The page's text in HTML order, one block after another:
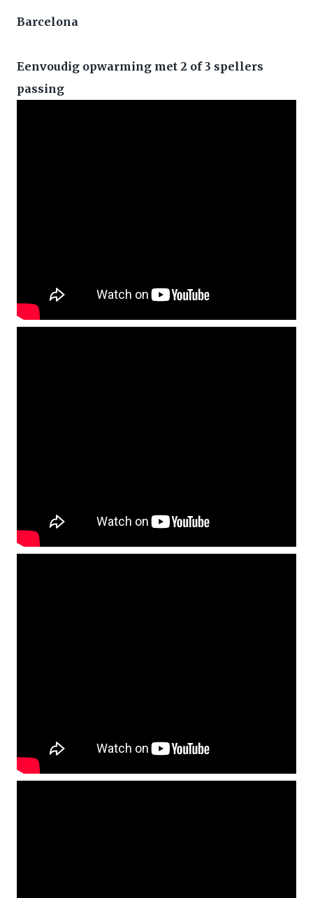
Barcelona
Eenvoudig opwarming met 2 of 3 spellers
passing